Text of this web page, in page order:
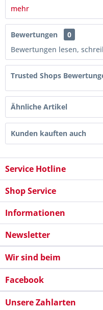
mehr
Bewertungen
0
Bewertungen lesen,
Trusted Shops
Ähnliche Artikel
Kunden kauften auch
Service Hotline
Shop Service
Informationen
Newsletter
Wir sind beim
Facebook
Unsere Zahlarten